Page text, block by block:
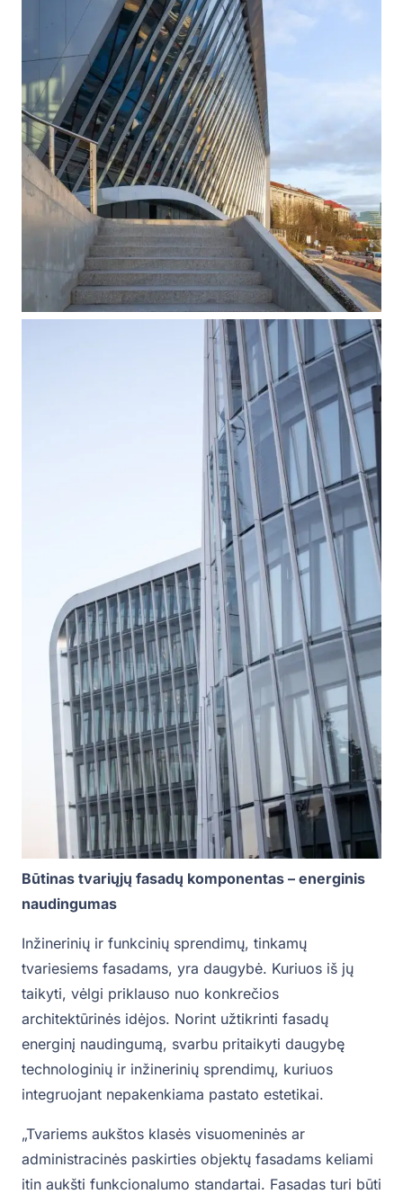
Būtinas tvariųjų fasadų komponentas – energinis
naudingumas
Inžinerinių ir funkcinių sprendimų, tinkamų
tvariesiems fasadams, yra daugybė. Kuriuos iš jų
taikyti, vėlgi priklauso nuo konkrečios
architektūrinės idėjos. Norint užtikrinti fasadų
energinį naudingumą, svarbu pritaikyti daugybę
technologinių ir inžinerinių sprendimų, kuriuos
integruojant nepakenkiama pastato estetikai.
„Tvariems aukštos klasės visuomeninės ar
administracinės paskirties objektų fasadams keliami
itin aukšti funkcionalumo standartai. Fasadas turi būti